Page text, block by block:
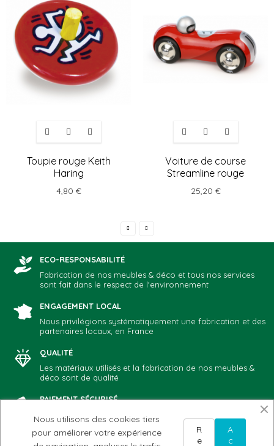
Toupie rouge Keith
Haring
4,80 €
Voiture de course
Streamline rouge
25,20 €
ECO-RESPONSABILITÉ
Fabrication de nos meubles & déco et tous nos services
sont fait dans le respect de l'environnement
ENGAGEMENT LOCAL
Nous privilégions systématiquement une fabrication et des
partenaires locaux, en France
QUALITÉ
Les matériaux utilisés et la fabrication de nos meubles &
déco sont de qualité
PAIEMENT SÉCURISÉ
Vous choisissez votre mode de paiement préféré: CB,
Paypal, chèque, virement
Nous utilisons des cookies tiers
pour améliorer votre expérience
A
c
R
e